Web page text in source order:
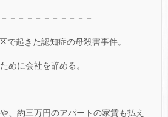
－－－－－－－－－－
で起きた認知症の母殺害事件。
めに会社を辞める。
、約三万円のアパートの家賃も払え